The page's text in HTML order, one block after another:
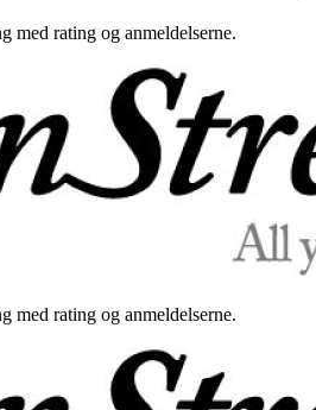
med rating og anmeldelserne.
med rating og anmeldelserne.